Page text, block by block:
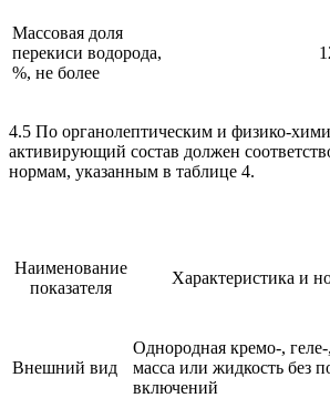
Массовая доля
перекиси водорода,
%, не более
4.5 По органолептическим и физико-
активирующий состав должен
нормам, указанным в таблице 4.
Наименование
показателя
Характеристика и
Внешний вид
Однородная кремо-,
масса или жидкость без
включений